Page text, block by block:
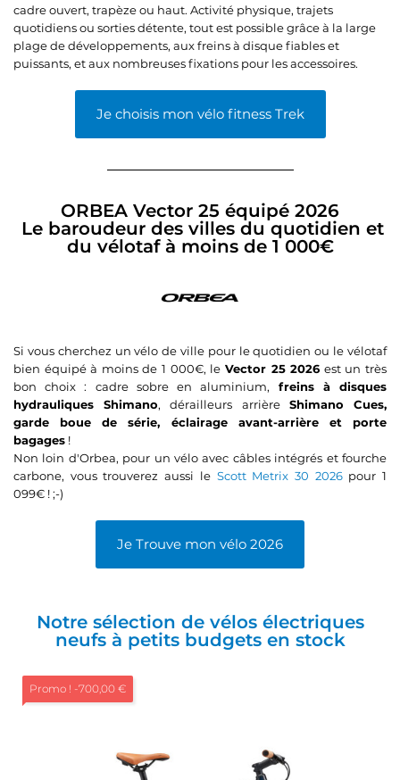
cadre ouvert, trapèze ou haut. Activité physique, trajets
quotidiens ou sorties détente, tout est possible grâce à la large
plage de développements, aux freins à disque fiables et
puissants, et aux nombreuses fixations pour les accessoires.
Je choisis mon vélo fitness Trek
ORBEA Vector 25 équipé 2026
Le baroudeur des villes du quotidien et
du vélotaf à moins de 1 000€
Si vous cherchez un vélo de ville pour le quotidien ou le vélotaf
bien équipé à moins de 1 000€, le Vector 25 2026 est un très
bon choix : cadre sobre en aluminium, freins à disques
hydrauliques Shimano, dérailleurs arrière Shimano Cues,
garde boue de série, éclairage avant-arrière et porte
bagages !
Non loin d'Orbea, pour un vélo avec câbles intégrés et fourche
carbone, vous trouverez aussi le Scott Metrix 30 2026pour 1
099€ ! ;-)
Je Trouve mon vélo 2026
Notre sélection de vélos électriques
neufs à petits budgets en stock
Promo ! -700,00 €